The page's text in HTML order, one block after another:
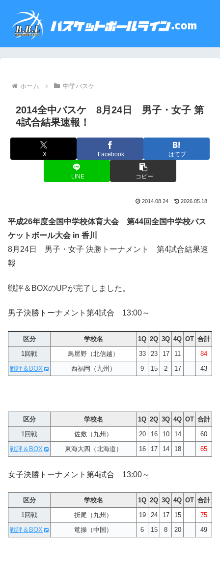
ホーム 中学バスケ
2014全中バスケ 8月24日 男子・女子 第
4試合結果速報！
X Facebook はてブ
LINE コピー
2014.08.24 2026.05.18
平成26年度全国中学校体育大会 第44回全国中学校バス
ケットボール大会 in 香川
8月24日 男子・女子 決勝トーナメント 第4試合結果速
報
戦評＆BOXのUPが完了しました。
男子決勝トーナメント第4試合 13:00～
区分 学校名 1Q 2Q 3Q 4Q OT 合計
1回戦
鳥屋野（北信越） 33 23 17 11
84
戦評＆BOX
西福岡（九州） 9 15 2 17 43
区分 学校名 1Q 2Q 3Q 4Q OT 合計
1回戦
佐敷（九州） 20 16 10 14
60
戦評＆BOX
東海大四（北海道） 16 17 14 18 65
女子決勝トーナメント第4試合 13:00～
区分 学校名 1Q 2Q 3Q 4Q OT 合計
1回戦
折尾（九州） 19 24 17 15
75
戦評＆BOX
竜操（中国） 6 15 8 20 49